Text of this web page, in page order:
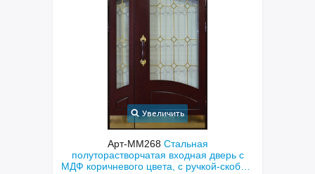
Увеличить
Арт-ММ268 Стальная
полуторастворчатая входная дверь с
МДФ коричневого цвета, с ручкой-скобой,